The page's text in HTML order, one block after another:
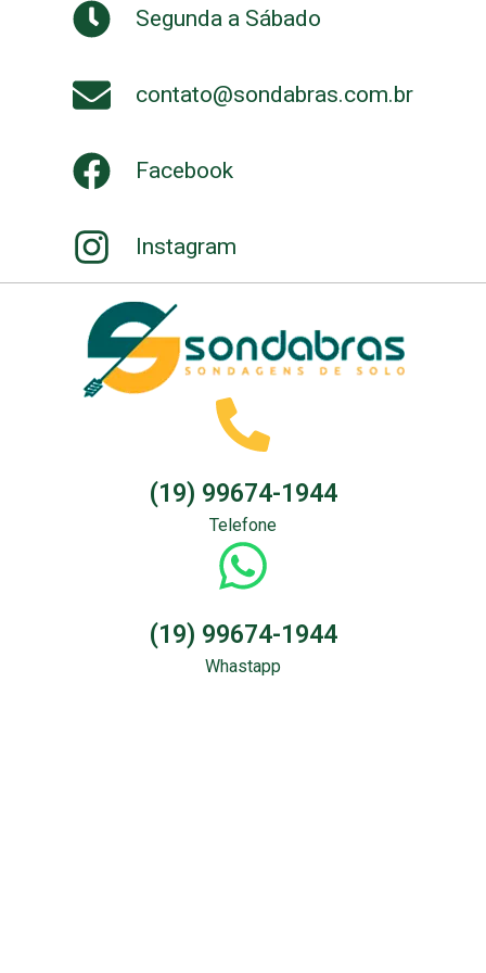
Segunda a Sábado
contato@sondabras.com.br
Facebook
Instagram
(19) 99674-1944
Telefone
(19) 99674-1944
Whastapp